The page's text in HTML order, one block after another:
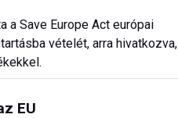
a Save Europe Act európai
vételét, arra hivatkozva,
EU